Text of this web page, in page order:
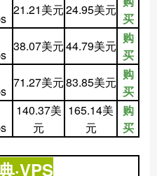
21.21美元24.95美元
买
38.07美元44.79美元
购
买
71.27美元83.85美元
购
买
140.37美
元
165.14美
元
购
买
·VPS